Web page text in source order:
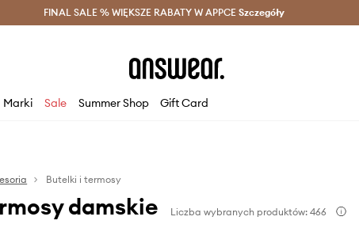
Oszczędzaj z Answear Club > Dostawa nawet w 24h >
FINAL SALE % WIĘKSZE RABATY W APPCE Szczegóły
Marki Sale Summer Shop Gift Card
Butelki i termosy
damskie Liczba wybranych produktów: 466